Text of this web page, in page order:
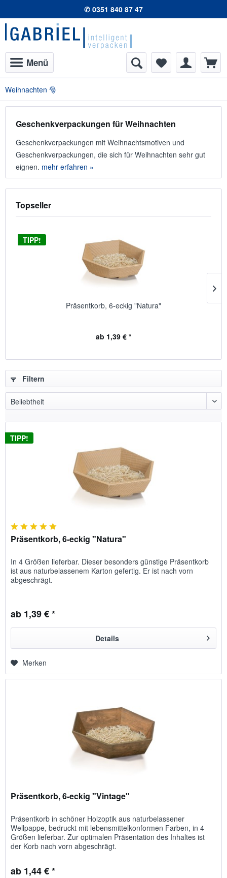
✆ 0351 840 87 47
Menü
Weihnachten 🎅
Geschenkverpackungen für Weihnachten
Geschenkverpackungen mit Weihnachtsmotiven und
Geschenkverpackungen, die sich für Weihnachten sehr gut
eignen. mehr erfahren »
Topseller
TIPP!
Präsentkorb, 6-eckig "Natura"
ab 1,39 € *
Filtern
TIPP!
Präsentkorb, 6-eckig "Natura"
In 4 Größen lieferbar. Dieser besonders günstige Präsentkorb
ist aus naturbelassenem Karton gefertig. Er ist nach vorn
abgeschrägt.
ab 1,39 € *
Details
Merken
Präsentkorb, 6-eckig "Vintage"
Präsentkorb in schöner Holzoptik aus naturbelassener
Wellpappe, bedruckt mit lebensmittelkonformen Farben, in 4
Größen lieferbar. Zur optimalen Präsentation des Inhaltes ist
der Korb nach vorn abgeschrägt.
ab 1,44 € *